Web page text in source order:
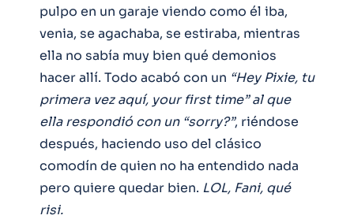
pulpo en un garaje viendo como él iba,
venia, se agachaba, se estiraba, mientras
ella no sabía muy bien qué demonios
hacer allí. Todo acabó con un “Hey Pixie, tu
primera vez aquí, your first time” al que
ella respondió con un “sorry?”, riéndose
después, haciendo uso del clásico
comodín de quien no ha entendido nada
pero quiere quedar bien. LOL, Fani, qué
risi.